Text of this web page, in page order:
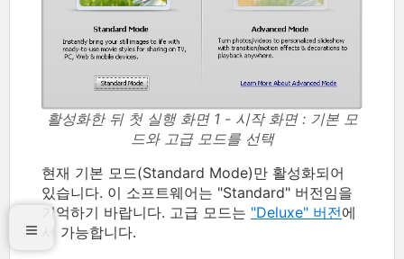
활성화한 뒤 첫 실행 화면 1 - 시작 화면 : 기본 모
드와 고급 모드를 선택
현재 기본 모드(Standard Mode)만 활성화되어
있습니다. 이 소프트웨어는 "Standard" 버전임을
기억하기 바랍니다. 고급 모드는 "Deluxe" 버전에
서 가능합니다.